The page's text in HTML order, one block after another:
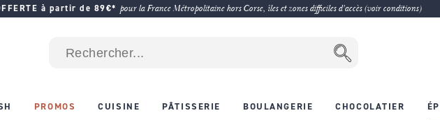
à partir de 89€* pour la France Métropolitaine hors Corse, îles et zones difficiles d'accès (voir conditions)
PROMOS CUISINE PÂTISSERIE BOULANGERIE CHOCOLATIER